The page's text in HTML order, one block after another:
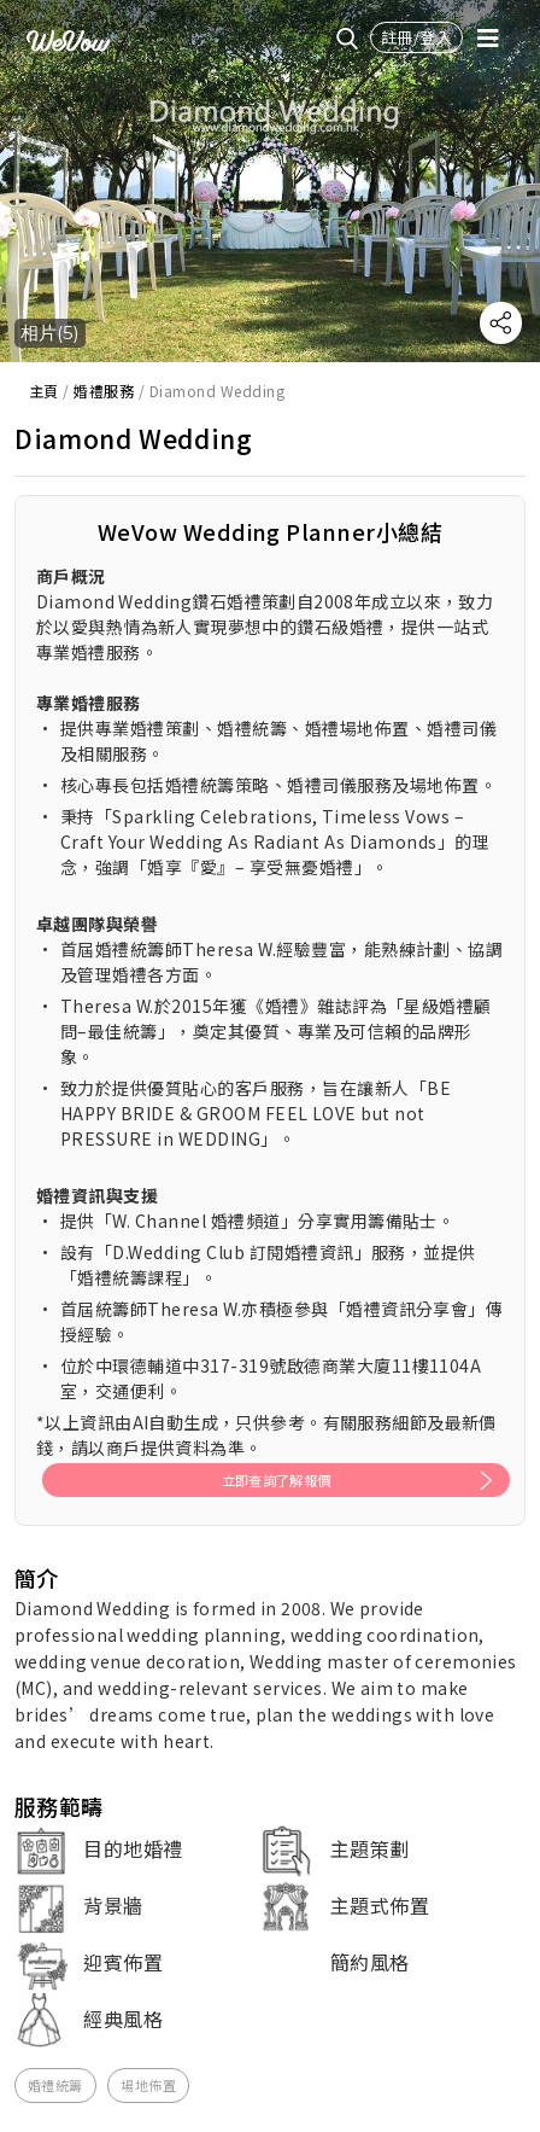
註冊/登入
相片(5)
主頁 /婚禮服務 / Diamond Wedding
Diamond Wedding
WeVow Wedding Planner小總結
商戶概況
Diamond Wedding鑽石婚禮策劃自2008年成立以來，致力
於以愛與熱情為新人實現夢想中的鑽石級婚禮，提供一站式
專業婚禮服務。
專業婚禮服務
• 提供專業婚禮策劃、婚禮統籌、婚禮場地佈置、婚禮司儀
及相關服務。
• 核心專長包括婚禮統籌策略、婚禮司儀服務及場地佈置。
• 秉持「Sparkling Celebrations, Timeless Vows –
Craft Your Wedding As Radiant As Diamonds」的理
念，強調「婚享『愛』– 享受無憂婚禮」。
卓越團隊與榮譽
• 首屆婚禮統籌師Theresa W.經驗豐富，能熟練計劃、協調
及管理婚禮各方面。
• Theresa W.於2015年獲《婚禮》雜誌評為「星級婚禮顧
問–最佳統籌」，奠定其優質、專業及可信賴的品牌形
象。
• 致力於提供優質貼心的客戶服務，旨在讓新人「BE
HAPPY BRIDE & GROOM FEEL LOVE but not
PRESSURE in WEDDING」。
婚禮資訊與支援
• 提供「W. Channel 婚禮頻道」分享實用籌備貼士。
• 設有「D.Wedding Club 訂閱婚禮資訊」服務，並提供
「婚禮統籌課程」。
• 首屆統籌師Theresa W.亦積極參與「婚禮資訊分享會」傳
授經驗。
• 位於中環德輔道中317-319號啟德商業大廈11樓1104A
室，交通便利。
*以上資訊由AI自動生成，只供參考。有關服務細節及最新價
錢，請以商戶提供資料為準。
立即查詢了解報價
簡介
Diamond Wedding is formed in 2008. We provide
professional wedding planning, wedding coordination,
wedding venue decoration, Wedding master of ceremonies
(MC), and wedding-relevant services. We aim to make
brides’ dreams come true, plan the weddings with love
and execute with heart.
服務範疇
目的地婚禮
主題策劃
背景牆
主題式佈置
迎賓佈置
簡約風格
經典風格
婚禮統籌 場地佈置